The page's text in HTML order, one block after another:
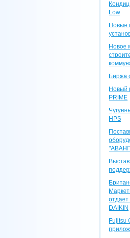
Low
Новые
Новое
Биржа
Новый
PRIME
HPS
DAIKIN
Fujitsu